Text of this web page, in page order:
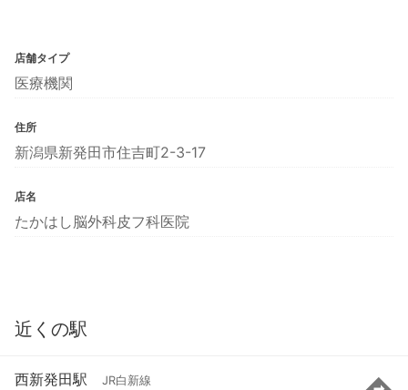
店舗タイプ
医療機関
住所
新潟県新発田市住吉町2-3-17
店名
たかはし脳外科皮フ科医院
近くの駅
西新発田駅 JR白新線